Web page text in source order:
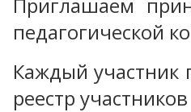
педагогической
Каждый участник
реестр